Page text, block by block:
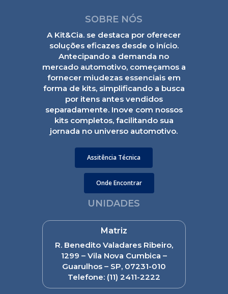
SOBRE NÓS
A Kit&Cia. se destaca por oferecer
soluções eficazes desde o início.
Antecipando a demanda no
mercado automotivo, começamos a
fornecer miudezas essenciais em
forma de kits, simplificando a busca
por itens antes vendidos
separadamente. Inove com nossos
kits completos, facilitando sua
jornada no universo automotivo.
Assitência Técnica
Onde Encontrar
UNIDADES
Matriz
R. Benedito Valadares Ribeiro,
1299 – Vila Nova Cumbica –
Guarulhos – SP, 07231-010
Telefone: (11) 2411-2222